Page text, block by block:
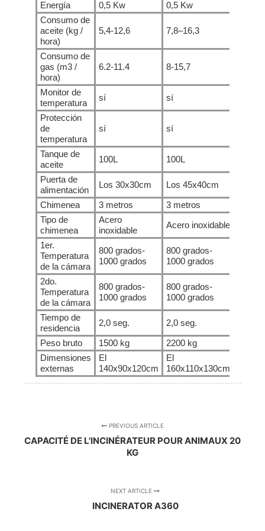
Energía
0,5 Kw 0,5 Kw
Consumo de
aceite (kg /
hora)
5,4-12,6 7,8–16,3
Consumo de
gas (m3 /
hora)
6.2-11.4 8-15,7
Monitor de
temperatura
sí sí
Protección
de
temperatura
sí sí
Tanque de
aceite
100L 100L
Puerta de
alimentación
Los 30x30cm Los 45x40cm
Chimenea
3 metros 3 metros
Tipo de
chimenea
Acero
inoxidable
Acero inoxidable
1er.
Temperatura
de la cámara
800 grados-
1000 grados
800 grados-
1000 grados
2do.
Temperatura
de la cámara
800 grados-
1000 grados
800 grados-
1000 grados
Tiempo de
residencia
2,0 seg. 2,0 seg.
Peso bruto
1500 kg 2200 kg
Dimensiones
externas
El
140x90x120cm
El
160x110x130cm
PREVIOUS ARTICLE
CAPACITÉ DE L'INCINÉRATEUR POUR ANIMAUX 20
KG
NEXT ARTICLE
INCINERATOR A360